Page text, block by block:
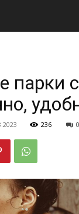
парки
236 0